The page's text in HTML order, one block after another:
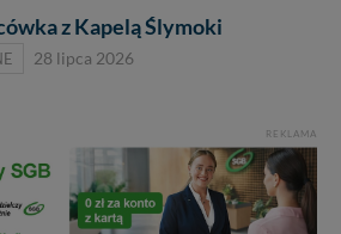
z Kapelą Ślymoki
28 lipca 2026
REKLAMA